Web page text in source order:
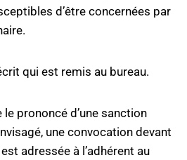
d’être concernées par
qui est remis au bureau.
prononcé d’une sanction
une convocation devant
adressée à l’adhérent au